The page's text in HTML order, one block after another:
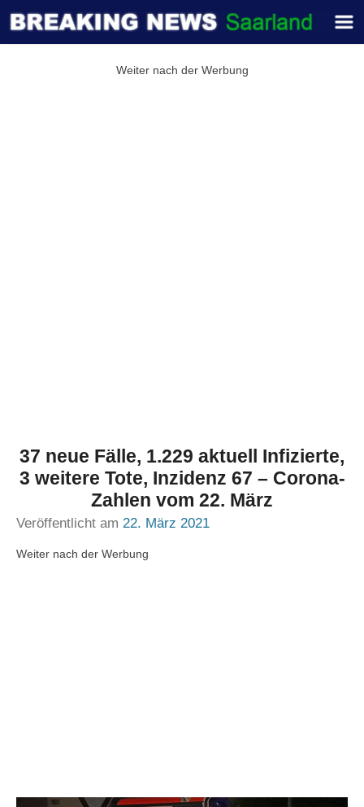
Weiter nach der Werbung
37 neue Fälle, 1.229 aktuell Infizierte,
3 weitere Tote, Inzidenz 67 – Corona-
Zahlen vom 22. März
Veröffentlicht am 22. März 2021
Weiter nach der Werbung